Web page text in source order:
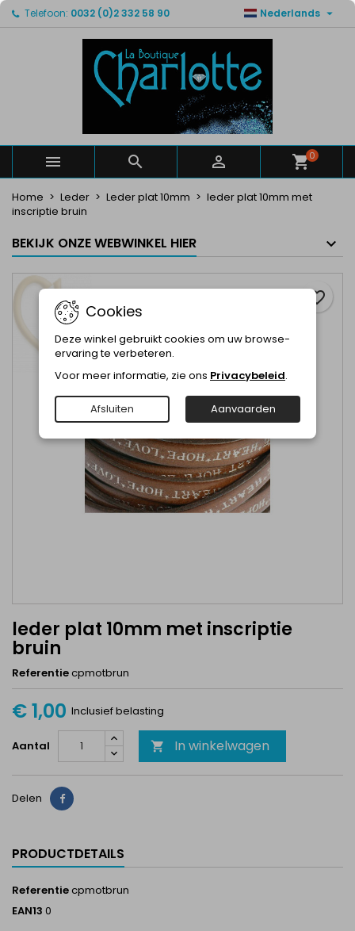
Telefoon: 0032 (0)2 332 58 90 Nederlands 
   0
Home Leder Leder plat 10mm
leder plat 10mm met
inscriptie bruin
BEKIJK ONZE WEBWINKEL HIER
leder plat 10mm met inscriptie
bruin
Referentiecpmotbrun
€ 1,00 Inclusief belasting
Aantal  In winkelwagen
favorite_border
Delen Delen
PRODUCTDETAILS
Referentiecpmotbrun
EAN13 0
Mijn verlanglijsten ×
Maak een lijst
Maak een verlanglijst ×
Verlanglijst naam
Annuleren Maak een verlanglijst
Inloggen ×
U moet ingelogd zijn om producten in uw verlanglijst
Annuleren Inloggen
Cookies
Deze winkel gebruikt cookies om uw browse-
ervaring te verbeteren.
Voor meer informatie, zie ons Privacybeleid.
Afsluiten Aanvaarden